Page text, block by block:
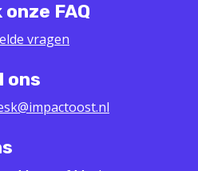
FAQ
vragen
ons